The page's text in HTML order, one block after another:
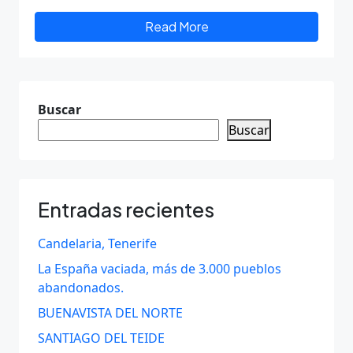
Read More
Buscar
Buscar
Entradas recientes
Candelaria, Tenerife
La España vaciada, más de 3.000 pueblos
abandonados.
BUENAVISTA DEL NORTE
SANTIAGO DEL TEIDE